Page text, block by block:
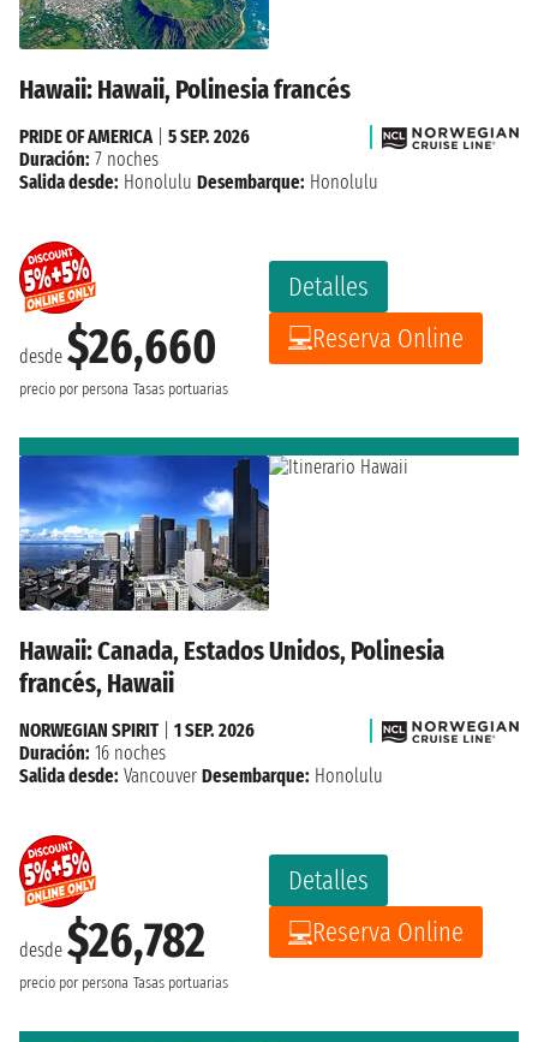
Hawaii: Hawaii, Polinesia francés
desde $26,660
precio por persona Tasas portuarias
Detalles
Reserva Online
PRIDE OF AMERICA| 5 SEP. 2026
Duración: 7 noches
Salida desde: Honolulu Desembarque: Honolulu
Hawaii: Canada, Estados Unidos, Polinesia
francés, Hawaii
desde $26,782
precio por persona Tasas portuarias
Detalles
Reserva Online
NORWEGIAN SPIRIT| 1 SEP. 2026
Duración: 16 noches
Salida desde: Vancouver Desembarque: Honolulu